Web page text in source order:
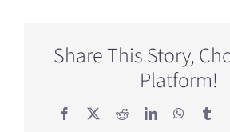
Share This Story,
Platform!
Facebook
X RedditLinkedIn